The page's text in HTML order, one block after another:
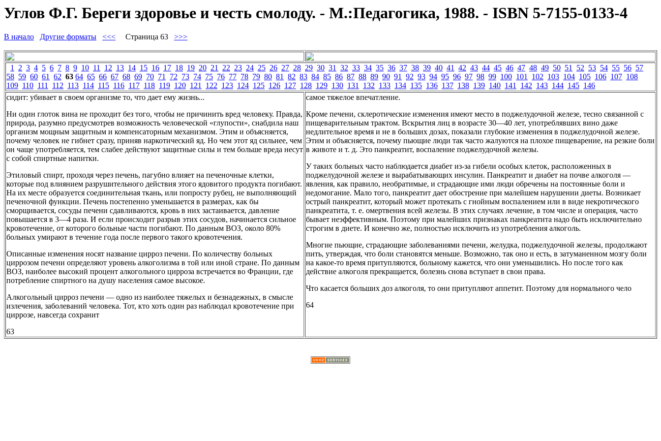
Углов Ф.Г. Береги здоровье и честь смолоду. - М.:Педагогика, 1988. - ISBN 5-7155-0133-4
В начало Другие форматы <<< Страница 63 >>>
1 2 3 4 5 6 7 8 9 10 11 12 13 14 15 16 17 18 19 20 21 22 23 24 25 26 27 28 29 30 31 32 33 34 35 36 37 38 39 40 41 42 43 44 45 46 47 48 49 50 51 52 53 54 55 56 57
58 59 60 61 62 63 64 65 66 67 68 69 70 71 72 73 74 75 76 77 78 79 80 81 82 83 84 85 86 87 88 89 90 91 92 93 94 95 96 97 98 99 100 101 102 103 104 105 106 107 108
109 110 111 112 113 114 115 116 117 118 119 120 121 122 123 124 125 126 127 128 129 130 131 132 133 134 135 136 137 138 139 140 141 142 143 144 145 146
сидит: убивает в своем организме то, что дает ему жизнь...
Ни один глоток вина не проходит без того, чтобы не причинить вред человеку. Правда,
природа, разумно предусмотрев возможность человеческой «глупости», снабдила наш
организм мощным защитным и компенсаторным механизмом. Этим и объясняется,
почему человек не гибнет сразу, приняв наркотический яд. Но чем этот яд сильнее, чем
он чаще употребляется, тем слабее действуют защитные силы и тем больше вреда несут
с собой спиртные напитки.
Этиловый спирт, проходя через печень, пагубно влияет на печеночные клетки,
которые под влиянием разрушительного действия этого ядовитого продукта погибают.
На их месте образуется соединительная ткань, или попросту рубец, не выполняющий
печеночной функции. Печень постепенно уменьшается в размерах, как бы
сморщивается, сосуды печени сдавливаются, кровь в них застаивается, давление
повышается в 3—4 раза. И если происходит разрыв этих сосудов, начинается сильное
кровотечение, от которого больные части погибают. По данным ВОЗ, около 80%
больных умирают в течение года после первого такого кровотечения.
Описанные изменения носят название цирроз печени. По количеству больных
циррозом печени определяют уровень алкоголизма в той или иной стране. По данным
ВОЗ, наиболее высокий процент алкогольного цирроза встречается во Франции, где
потребление спиртного на душу населения самое высокое.
Алкогольный цирроз печени — одно из наиболее тяжелых и безнадежных, в смысле
излечения, заболеваний человека. Тот, кто хоть один раз наблюдал кровотечение при
циррозе, навсегда сохранит
63
самое тяжелое впечатление.
Кроме печени, склеротические изменения имеют место в поджелудочной железе, тесно связанной с
пищеварительным трактом. Вскрытия лиц в возрасте 30—40 лет, употреблявших вино даже
недлительное время и не в больших дозах, показали глубокие изменения в поджелудочной железе.
Этим и объясняется, почему пьющие люди так часто жалуются на плохое пищеварение, на резкие боли
в животе и т. д. Это панкреатит, воспаление поджелудочной железы.
У таких больных часто наблюдается диабет из-за гибели особых клеток, расположенных в
поджелудочной железе и вырабатывающих инсулин. Панкреатит и диабет на почве алкоголя —
явления, как правило, необратимые, и страдающие ими люди обречены на постоянные боли и
недомогание. Мало того, панкреатит дает обострение при малейшем нарушении диеты. Возникает
острый панкреатит, который может протекать с гнойным воспалением или в виде некротического
панкреатита, т. е. омертвения всей железы. В этих случаях лечение, в том числе и операция, часто
бывает неэффективным. Поэтому при малейших признаках панкреатита надо быть исключительно
строгим в диете. И конечно же, полностью исключить из употребления алкоголь.
Многие пьющие, страдающие заболеваниями печени, желудка, поджелудочной железы, продолжают
пить, утверждая, что боли становятся меньше. Возможно, так оно и есть, в затуманенном мозгу боли
на какое-то время притупляются, больному кажется, что они уменьшились. Но после того как
действие алкоголя прекращается, болезнь снова вступает в свои права.
Что касается больших доз алкоголя, то они притупляют аппетит. Поэтому для нормального чело
64